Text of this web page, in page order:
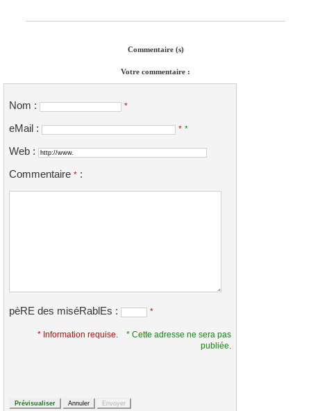
Commentaire (s)
Votre commentaire :
Nom : *
eMail : * *
Web :
Commentaire * :
pèRE des miséRablEs : *
* Information requise.
* Cette adresse ne sera pas
publiée.